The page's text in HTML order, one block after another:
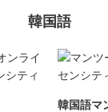
韓国語
韓国語マ